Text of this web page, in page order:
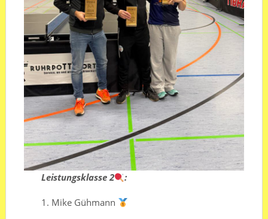
Leistungsklasse 2 :
1.⁠ ⁠Mike Gühmann